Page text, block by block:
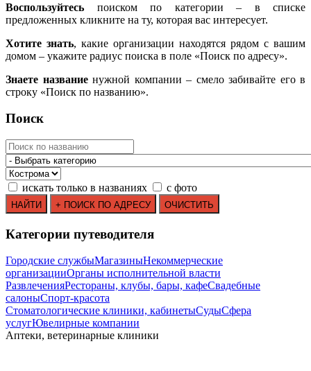
Воспользуйтесь поиском по категории – в списке
предложенных кликните на ту, которая вас интересует.
Хотите знать, какие организации находятся рядом с вашим
домом – укажите радиус поиска в поле «Поиск по адресу».
Знаете названиенужной компании – смело забивайте его в
строку «Поиск по названию».
Поиск
искать только в названиях с фото
Категории путеводителя
Городские службыМагазиныНекоммерческие
организацииОрганы исполнительной власти
РазвлеченияРестораны, клубы, бары, кафеСвадебные
салоныСпорт-красота
Стоматологические клиники, кабинетыСудыСфера
услугЮвелирные компании
Аптеки, ветеринарные клиники